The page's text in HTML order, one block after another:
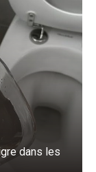
dans les